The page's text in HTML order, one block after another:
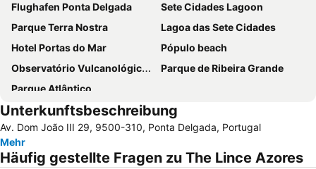
Flughafen Ponta Delgada
Sete Cidades Lagoon
Parque Terra Nostra
Lagoa das Sete Cidades
Hotel Portas do Mar
Pópulo beach
Observatório Vulcanológico dos Açores
Parque de Ribeira Grande
Parque Atlântico
Unterkunftsbeschreibung
Av. Dom João III 29, 9500-310, Ponta Delgada, Portugal
Mehr
Häufig gestellte Fragen zu The Lince Azores